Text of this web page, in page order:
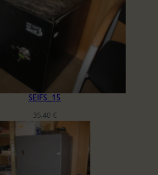
SEIFS_15
35,40 €